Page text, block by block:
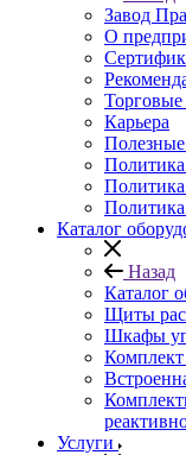
Завод
О
Карьера
Каталог
Назад
Каталог
Щиты
Шкафы
Комплект
Услуги